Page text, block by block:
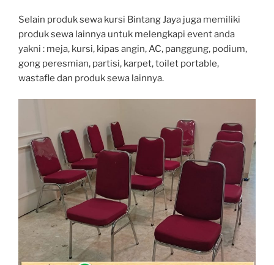
Selain produk sewa kursi Bintang Jaya juga memiliki
produk sewa lainnya untuk melengkapi event anda
yakni : meja, kursi, kipas angin, AC, panggung, podium,
gong peresmian, partisi, karpet, toilet portable,
wastafle dan produk sewa lainnya.